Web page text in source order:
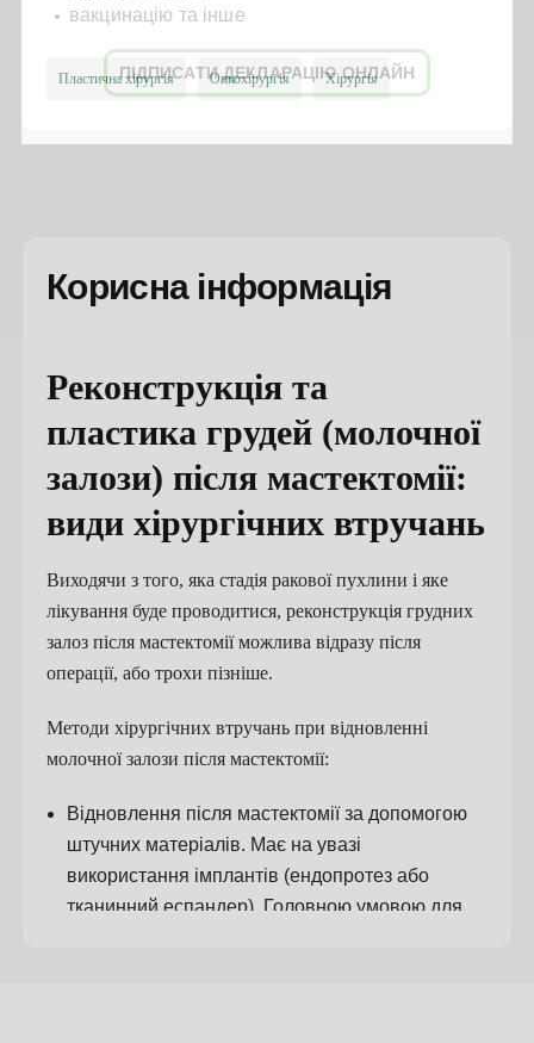
Пластична хірургія Онкохірургія Хірургія
Корисна інформація
Реконструкція та
пластика грудей (молочної
залози) після мастектомії:
види хірургічних втручань
Виходячи з того, яка стадія ракової пухлини і яке
лікування буде проводитися, реконструкція грудних
залоз після мастектомії можлива відразу після
операції, або трохи пізніше.
Методи хірургічних втручань при відновленні
молочної залози після мастектомії:
Відновлення після мастектомії за допомогою
штучних матеріалів. Має на увазі
використання імплантів (ендопротез або
тканинний еспандер). Головною умовою для
вакцинацію та інше
ПІДПИСАТИ ДЕКЛАРАЦІЮ ОНЛАЙН